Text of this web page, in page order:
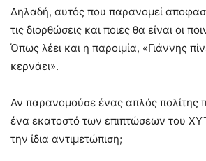
Δηλαδή, αυτός που παρανομεί
τις διορθώσεις και ποιες θα είναι οι
Όπως λέει και η παροιμία, «Γιάννης
κερνάει».
Αν παρανομούσε ένας απλός πολίτης
ένα εκατοστό των επιπτώσεων του
την ίδια αντιμετώπιση;